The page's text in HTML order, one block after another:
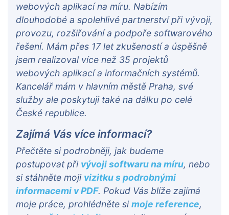
webových aplikací na míru. Nabízím
dlouhodobé a spolehlivé partnerství při vývoji,
provozu, rozšiřování a podpoře softwarového
řešení. Mám přes 17 let zkušeností a úspěšně
jsem realizoval více než 35 projektů
webových aplikací a informačních systémů.
Kancelář mám v hlavním městě Praha, své
služby ale poskytuji také na dálku po celé
České republice.
Zajímá Vás více informací?
Přečtěte si podrobněji, jak budeme
postupovat při vývoji softwaru na míru, nebo
si stáhněte moji vizitku s podrobnými
informacemi v PDF. Pokud Vás blíže zajímá
moje práce, prohlédněte simoje reference,